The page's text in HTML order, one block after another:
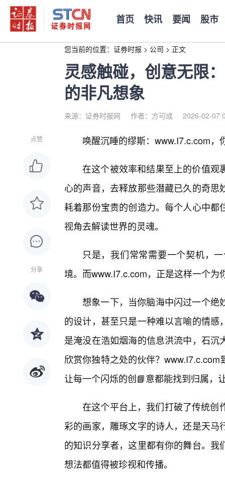
首页 快讯 要闻 股市
您当前的位置： 证券时报 > 公司 > 正文
灵感触碰，创意无限
的非凡想象
来源：证券时报网 作者：方可成 2026-02-07
点赞
分享
唤醒沉睡的缪斯：www.I7.c.com，
在这个被效率和结果至上的价值观
心的声音，去释放那些潜藏已久的奇
耗着那份宝贵的创造力。每个人心中
视角去解读世界的灵魂。
只是，我们常常需要一个契机，
境。而www.I7.c.com，正是这样一个为
想象一下，当你脑海中闪过一个绝
的设计，甚至只是一种难以言喻的情
是淹没在浩如烟海的信息洪流中，石
欣赏你独特之处的伙伴？
让每一个闪烁的创📘意都能找到归属，
在这个平台上，我们打破了传统创
彩的画家，雕琢文字的诗人，还是天
的知识分享者，这里都有你的舞台。
想法都值得被珍视和传播。